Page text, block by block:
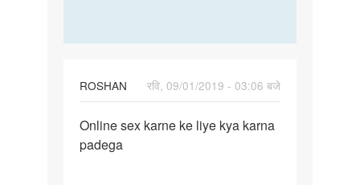
ROSHAN
रवि, 09/01/2019 - 03:06 बजे
Online
sex
Online sex karne ke liye kya karna
padega